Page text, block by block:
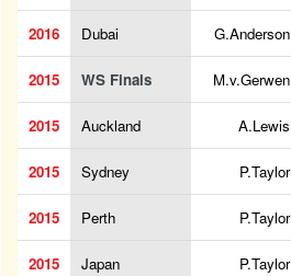
2016 Dubai G.Anderson
2015 WS Finals M.v.Gerwen
2015 Auckland A.Lewis
2015 Sydney P.Taylor
2015 Perth P.Taylor
2015 Japan P.Taylor